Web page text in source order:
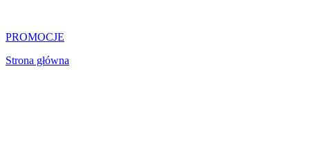
PROMOCJE
Strona główna